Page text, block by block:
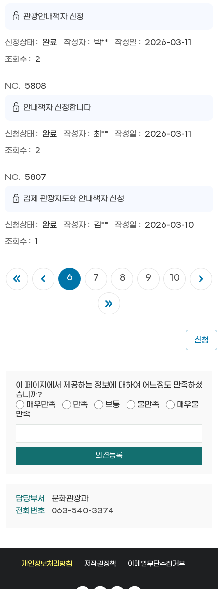
관광안내책자 신청
완료 박**
2026-03-11
2
5808
안내책자 신청합니다
완료 최**
2026-03-11
2
5807
김제 관광지도와 안내책자 신청
완료 김**
2026-03-10
1
6 7 8 9 10
신청
이 페이지에서 제공하는 정보에 대하여 어느정도 만족하셨
습니까?
매우만족
만족 보통 불만족
매우불
만족
담당부서
문화관광과
전화번호
063-540-3374
개인정보처리방침 저작권정책 이메일무단수집거부